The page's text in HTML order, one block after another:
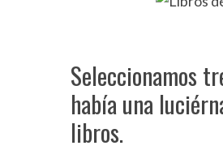
Seleccionamos
había una
libros.